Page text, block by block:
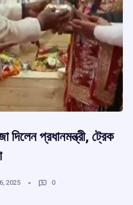
দিলেন প্রধানমন্ত্রী, ট্রেক
2025 0